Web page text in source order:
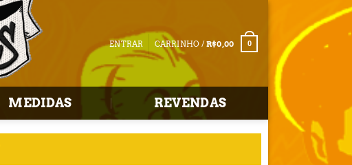
ENTRAR CARRINHO /R$0,00 0
MEDIDAS REVENDAS